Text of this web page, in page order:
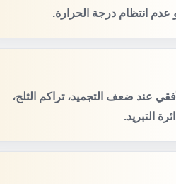
انتظام درجة الحرارة.
عند ضعف التجميد، تراكم الثلج،
التبريد.